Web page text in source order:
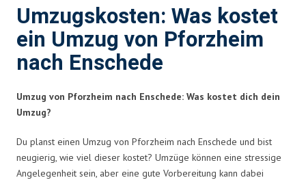
Umzugskosten: Was kostet
ein Umzug von Pforzheim
nach Enschede
Umzug von Pforzheim nach Enschede: Was kostet dich dein
Umzug?
Du planst einen Umzug von Pforzheim nach Enschede und bist
neugierig, wie viel dieser kostet? Umzüge können eine stressige
Angelegenheit sein, aber eine gute Vorbereitung kann dabei